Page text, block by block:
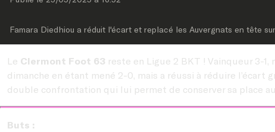
Famara Diedhiou a réduit l'écart et replacé les Auvergnats en tête
Le Clermont Foot 63 reste en Ligue 2 BKT ! Vainqueur 3-
dimanche en étant mené 2-0, mais a réussi à réduire l’écart
double confrontation qui lui permet de conserver sa place
Buts :